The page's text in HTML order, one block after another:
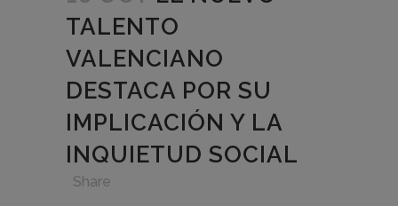
TALENTO
VALENCIANO
DESTACA POR SU
IMPLICACIÓN Y LA
INQUIETUD SOCIAL
Share